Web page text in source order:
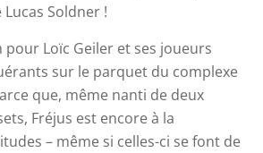
Soldner !
pour Loïc Geiler et ses joueurs
sur le parquet du complexe
que, même nanti de deux
Fréjus est encore à la
– même si celles-ci se font de